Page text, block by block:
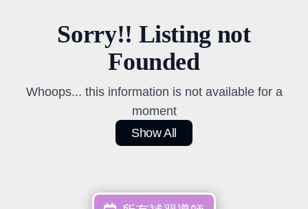
Sorry!! Listing not
Founded
Whoops... this information is not available for a
moment
Show All